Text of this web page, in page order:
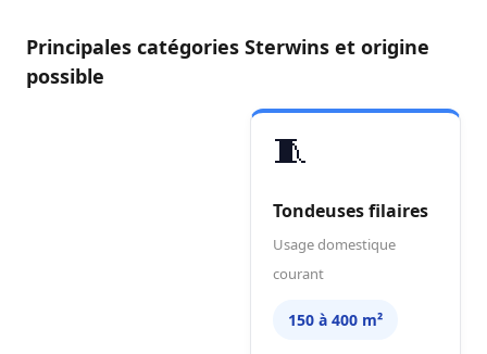
Principales catégories Sterwins et origine
possible
🧵
Tondeuses filaires
Usage domestique
courant
150 à 400 m²